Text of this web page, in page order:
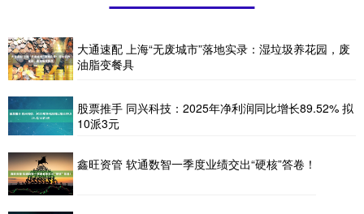
大通速配 上海“无废城市”落地实录：湿垃圾养花园，废
油脂变餐具
股票推手 同兴科技：2025年净利润同比增长89.52% 拟
10派3元
鑫旺资管 软通数智一季度业绩交出“硬核”答卷！